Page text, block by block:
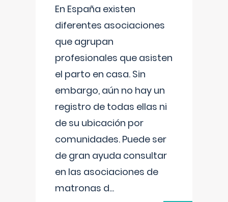
En España existen
diferentes asociaciones
que agrupan
profesionales que asisten
el parto en casa. Sin
embargo, aún no hay un
registro de todas ellas ni
de su ubicación por
comunidades. Puede ser
de gran ayuda consultar
en las asociaciones de
matronas d...